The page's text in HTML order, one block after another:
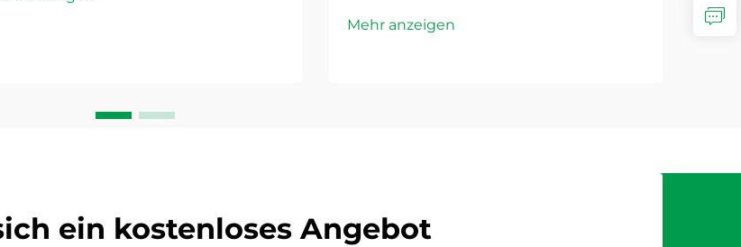
Mehr anzeigen
ein kostenloses Angebot